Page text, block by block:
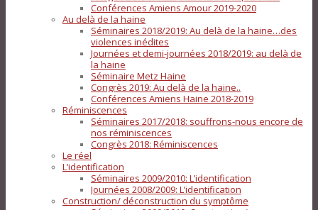
Conférences Amiens Amour 2019-2020
Au delà de la haine
Séminaires 2018/2019: Au delà de la haine…des
violences inédites
Journées et demi-journées 2018/2019: au delà de
la haine
Séminaire Metz Haine
Congrès 2019: Au delà de la haine..
Conférences Amiens Haine 2018-2019
Réminiscences
Séminaires 2017/2018: souffrons-nous encore de
nos réminiscences
Congrès 2018: Réminiscences
Le réel
L’identification
Séminaires 2009/2010: L’identification
Journées 2008/2009: L’identification
Construction/ déconstruction du symptôme